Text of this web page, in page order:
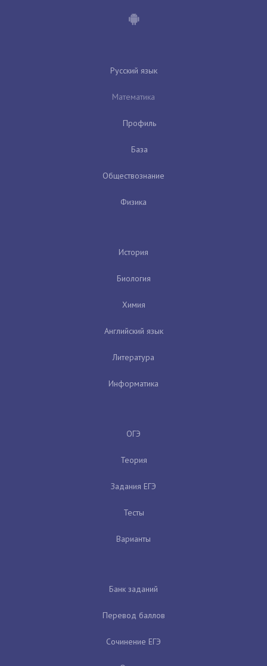
Русский язык
Математика
Профиль
База
Обществознание
Физика
История
Биология
Химия
Английский язык
Литература
Информатика
ОГЭ
Теория
Задания ЕГЭ
Тесты
Варианты
Банк заданий
Перевод баллов
Сочинение ЕГЭ